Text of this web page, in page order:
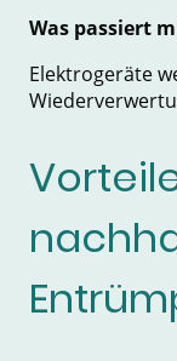
Was passiert
Elektrogeräte